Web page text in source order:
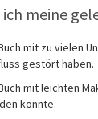
meine
mit zu vielen
gestört haben.
mit leichten
konnte.